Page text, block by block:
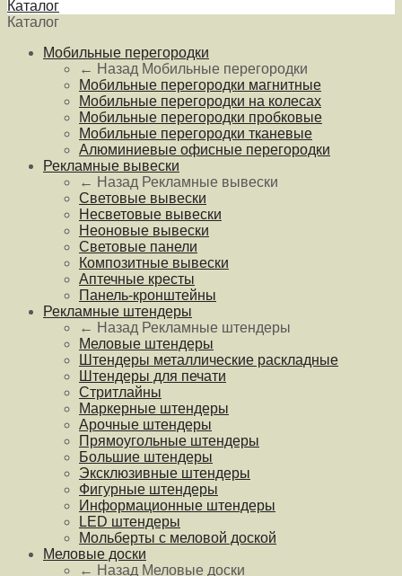
Каталог
Каталог
Мобильные перегородки
← Назад Мобильные перегородки
Мобильные перегородки магнитные
Мобильные перегородки на колесах
Мобильные перегородки пробковые
Мобильные перегородки тканевые
Алюминиевые офисные перегородки
Рекламные вывески
← Назад Рекламные вывески
Световые вывески
Несветовые вывески
Неоновые вывески
Световые панели
Композитные вывески
Аптечные кресты
Панель-кронштейны
Рекламные штендеры
← Назад Рекламные штендеры
Меловые штендеры
Штендеры металлические раскладные
Штендеры для печати
Стритлайны
Маркерные штендеры
Арочные штендеры
Прямоугольные штендеры
Большие штендеры
Эксклюзивные штендеры
Фигурные штендеры
Информационные штендеры
LED штендеры
Мольберты с меловой доской
Меловые доски
← Назад Меловые доски